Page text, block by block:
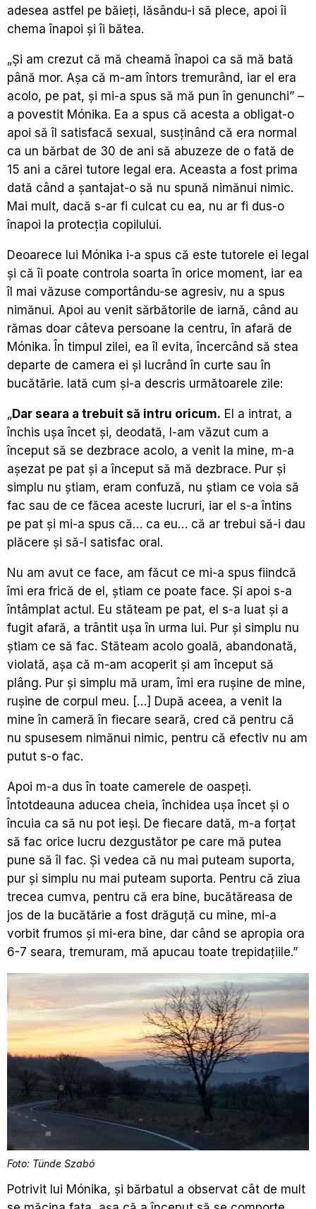
adesea astfel pe băieți, lăsându-i să plece, apoi îi
chema înapoi și îi bătea.
„Și am crezut că mă cheamă înapoi ca să mă bată
până mor. Așa că m-am întors tremurând, iar el era
acolo, pe pat, și mi-a spus să mă pun în genunchi” –
a povestit Mónika. Ea a spus că acesta a obligat-o
apoi să îl satisfacă sexual, susținând că era normal
ca un bărbat de 30 de ani să abuzeze de o fată de
15 ani a cărei tutore legal era. Aceasta a fost prima
dată când a șantajat-o să nu spună nimănui nimic.
Mai mult, dacă s-ar fi culcat cu ea, nu ar fi dus-o
înapoi la protecția copilului.
Deoarece lui Mónika i-a spus că este tutorele ei legal
și că îi poate controla soarta în orice moment, iar ea
îl mai văzuse comportându-se agresiv, nu a spus
nimănui. Apoi au venit sărbătorile de iarnă, când au
rămas doar câteva persoane la centru, în afară de
Mónika. În timpul zilei, ea îl evita, încercând să stea
departe de camera ei și lucrând în curte sau în
bucătărie. Iată cum și-a descris următoarele zile:
„Dar seara a trebuit să intru oricum. El a intrat, a
închis ușa încet și, deodată, l-am văzut cum a
început să se dezbrace acolo, a venit la mine, m-a
așezat pe pat și a început să mă dezbrace. Pur și
simplu nu știam, eram confuză, nu știam ce voia să
fac sau de ce făcea aceste lucruri, iar el s-a întins
pe pat și mi-a spus că… ca eu… că ar trebui să-i dau
plăcere și să-l satisfac oral.
Nu am avut ce face, am făcut ce mi-a spus fiindcă
îmi era frică de el, știam ce poate face. Și apoi s-a
întâmplat actul. Eu stăteam pe pat, el s-a luat și a
fugit afară, a trântit ușa în urma lui. Pur și simplu nu
știam ce să fac. Stăteam acolo goală, abandonată,
violată, așa că m-am acoperit și am început să
plâng. Pur și simplu mă uram, îmi era rușine de mine,
rușine de corpul meu. […] După aceea, a venit la
mine în cameră în fiecare seară, cred că pentru că
nu spusesem nimănui nimic, pentru că efectiv nu am
putut s-o fac.
Apoi m-a dus în toate camerele de oaspeți.
Întotdeauna aducea cheia, închidea ușa încet și o
încuia ca să nu pot ieși. De fiecare dată, m-a forțat
să fac orice lucru dezgustător pe care mă putea
pune să îl fac. Și vedea că nu mai puteam suporta,
pur și simplu nu mai puteam suporta. Pentru că ziua
trecea cumva, pentru că era bine, bucătăreasa de
jos de la bucătărie a fost drăguță cu mine, mi-a
vorbit frumos și mi-era bine, dar când se apropia ora
6-7 seara, tremuram, mă apucau toate trepidațiile.”
Foto: Tünde Szabó
Potrivit lui Mónika, și bărbatul a observat cât de mult